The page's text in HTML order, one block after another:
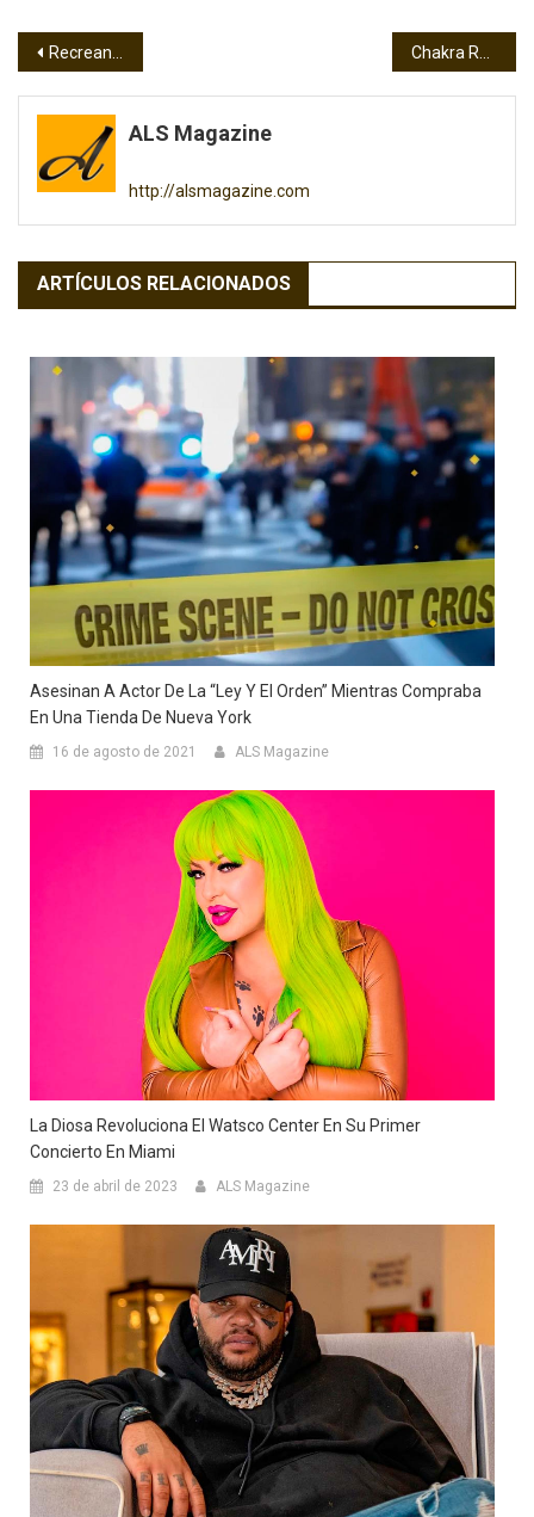
Navegación
de
entradas
Recrean voz de Celia Cruz en fragmento de Patria y Vida
ALS Magazine
http://alsmagazine.com
ARTÍCULOS RELACIONADOS
Asesinan A Actor De La “Ley Y El Orden” Mientras Compraba
En Una Tienda De Nueva York
16 de agosto de 2021 ALS Magazine
La Diosa Revoluciona El Watsco Center En Su Primer
Concierto En Miami
23 de abril de 2023 ALS Magazine